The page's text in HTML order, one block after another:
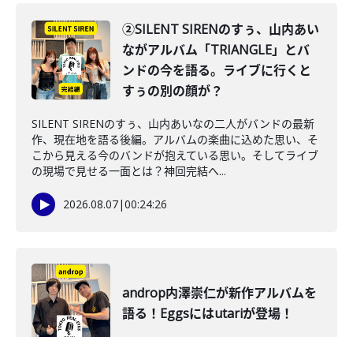
②SILENT SIRENのすぅ、山内あい
ながアルバム「TRIANGLE」とバ
ンドの今を語る。ライブに行くと
すぅの別の顔が？
SILENT SIRENのすぅ、山内あいなの二人がバンドの最新
作、現在地を語る後編。アルバムの楽曲に込めた思い、そ
こから見える今のバンドが抱えている思い。そしてライブ
の現場で見せる一面とは？神回完結へ...
2026.08.07|00:24:26
androp内澤崇仁が新作アルバムを
語る！Eggsにはutariが登場！